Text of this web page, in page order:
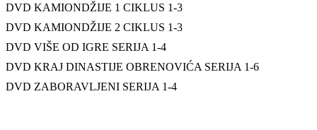
DVD KAMIONDŽIJE 1 CIKLUS 1-3
DVD KAMIONDŽIJE 2 CIKLUS 1-3
DVD VIŠE OD IGRE SERIJA 1-4
DVD KRAJ DINASTIJE OBRENOVIĆA SERIJA 1-6
DVD ZABORAVLJENI SERIJA 1-4